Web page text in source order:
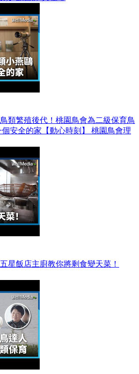
類繁殖後代！桃園鳥會為二級保育鳥
安全的家【動心時刻】 桃園鳥會理
星飯店主廚教你將剩食變天菜！